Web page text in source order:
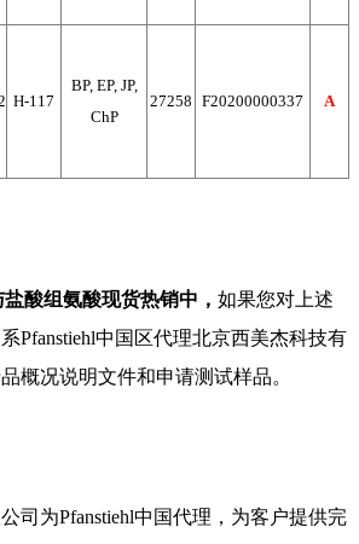
H-117
BP, EP, JP,
ChP
27258 F20200000337 A
酸组氨酸现货热销中， 如果您对上述
Pfanstiehl中国区代理北京西美杰科技有
概况说明文件和申请测试样品。
司为Pfanstiehl中国代理，为客户提供完